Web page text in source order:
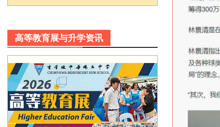
高等教育展与升学资讯